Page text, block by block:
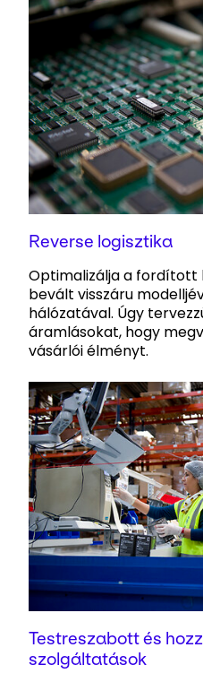
Reverse logisztika
Optimalizálja a fordított
bevált visszáru
hálózatával. Úgy
áramlásokat, hogy
vásárlói élményt.
Testreszabott és
szolgáltatások